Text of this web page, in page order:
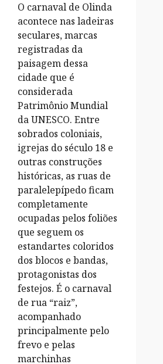
O carnaval de Olinda
acontece nas ladeiras
seculares, marcas
registradas da
paisagem dessa
cidade que é
considerada
Patrimônio Mundial
da UNESCO. Entre
sobrados coloniais,
igrejas do século 18 e
outras construções
históricas, as ruas de
paralelepípedo ficam
completamente
ocupadas pelos foliões
que seguem os
estandartes coloridos
dos blocos e bandas,
protagonistas dos
festejos. É o carnaval
de rua “raiz”,
acompanhado
principalmente pelo
frevo e pelas
marchinhas